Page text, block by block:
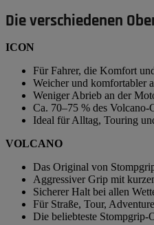
Die verschiedenen
ICON
Für Fahrer, die Komfort
Weicher und komfortabler
Weniger Abrieb an der
Ca. 70–75 % des Volcano-
Ideal für Alltag, Touring
VOLCANO
Das Original von
Aggressiver Grip mit
Sicherer Halt bei allen
Für Straße, Tour,
Die beliebteste Stompgrip-